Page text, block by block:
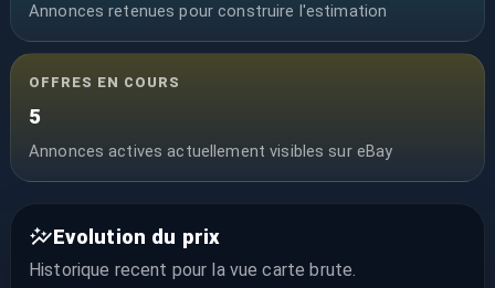
Annonces retenues pour construire l'estimation
OFFRES EN COURS
5
Annonces actives actuellement visibles sur eBay
Evolution du prix
Historique recent pour la vuecarte brute.